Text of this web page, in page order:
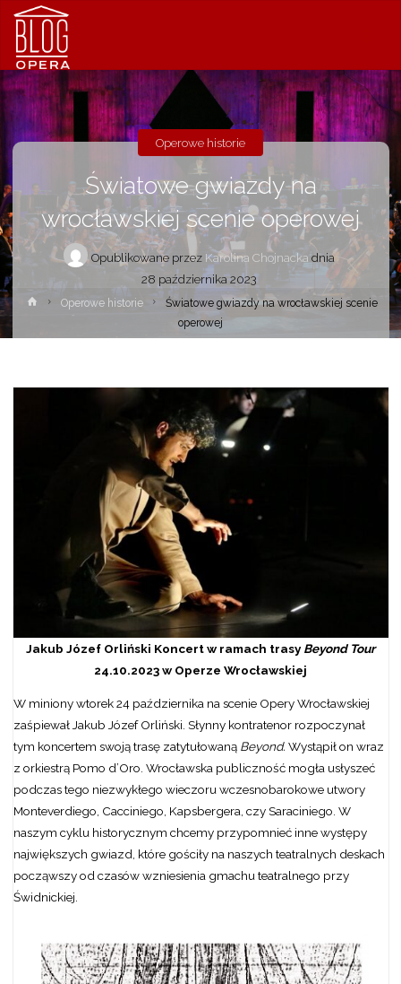
Światowe gwiazdy na
wrocławskiej scenie operowej
Opublikowane przez Karolina Chojnacka dnia
28 października 2023
Operowe historie
StronaOperowe historie
Światowe gwiazdy na wrocławskiej scenie
operowej
Jakub Józef Orliński Koncert w ramach trasyBeyond Tour
24.10.2023 w Operze Wrocławskiej
W miniony wtorek 24 października na scenie Opery Wrocławskiej
zaśpiewał Jakub Józef Orliński. Słynny kontratenor rozpoczynał
tym koncertem swoją trasę zatytułowaną Beyond. Wystąpił on wraz
z orkiestrą Pomo d’Oro. Wrocławska publiczność mogła usłyszeć
podczas tego niezwykłego wieczoru wczesnobarokowe utwory
Monteverdiego, Cacciniego, Kapsbergera, czy Saraciniego. W
naszym cyklu historycznym chcemy przypomnieć inne występy
największych gwiazd, które gościły na naszych teatralnych deskach
począwszy od czasów wzniesienia gmachu teatralnego przy
Świdnickiej.